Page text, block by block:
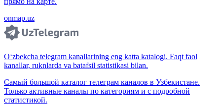
onmap.uz
O‘zbekcha telegram kanallarining eng katta katalogi. Faqt faol
kanallar, ruknlarda va batafsil statistikasi bilan.
Самый большой каталог телеграм каналов в Узбекистане.
Только активные каналы по категориям и с подробной
статистикой.